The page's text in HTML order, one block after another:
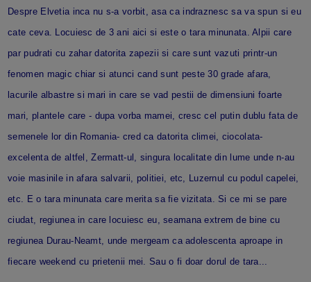
Despre Elvetia inca nu s-a vorbit, asa ca indraznesc sa va spun si eu
cate ceva. Locuiesc de 3 ani aici si este o tara minunata. Alpii care
par pudrati cu zahar datorita zapezii si care sunt vazuti printr-un
fenomen magic chiar si atunci cand sunt peste 30 grade afara,
lacurile albastre si mari in care se vad pestii de dimensiuni foarte
mari, plantele care - dupa vorba mamei, cresc cel putin dublu fata de
semenele lor din Romania- cred ca datorita climei, ciocolata-
excelenta de altfel, Zermatt-ul, singura localitate din lume unde n-au
voie masinile in afara salvarii, politiei, etc, Luzernul cu podul capelei,
etc. E o tara minunata care merita sa fie vizitata. Si ce mi se pare
ciudat, regiunea in care locuiesc eu, seamana extrem de bine cu
regiunea Durau-Neamt, unde mergeam ca adolescenta aproape in
fiecare weekend cu prietenii mei. Sau o fi doar dorul de tara...